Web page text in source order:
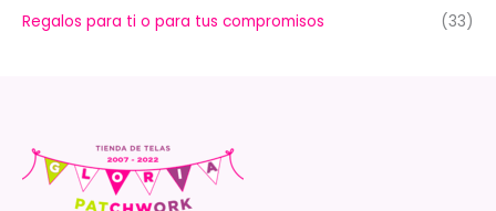
Regalos para ti o para tus compromisos
(33)